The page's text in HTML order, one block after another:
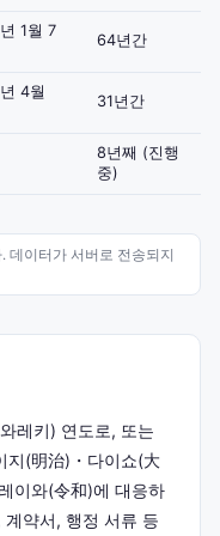
1월 7
64년간
4월
31년간
8년째 (진행
중)
데이터가 서버로 전송되지
레키) 연도로, 또는
지(明治)・다이쇼(大
이와(令和)에 대응하
약서, 행정 서류 등